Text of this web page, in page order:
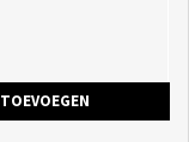
TOEVOEGEN